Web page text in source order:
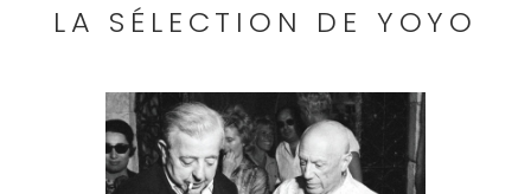
LA SÉLECTION DE YOYO